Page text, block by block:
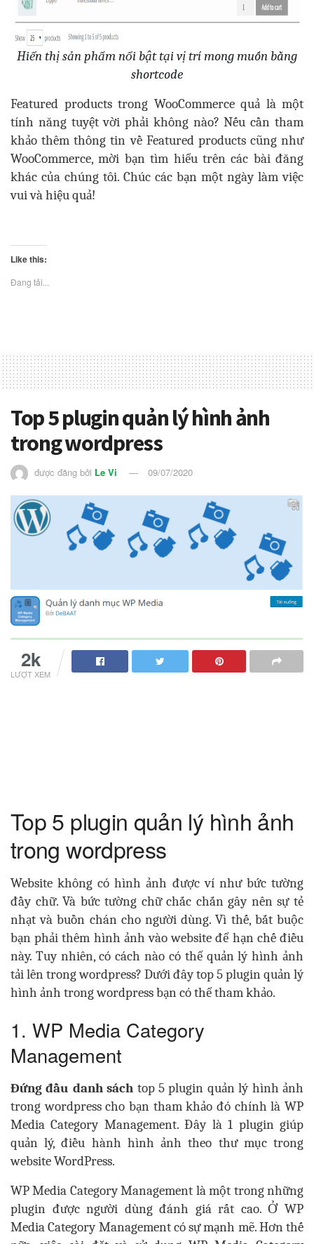
Hiển thị sản phẩm nổi bật tại vị trí mong muốn bằng
shortcode
Featured products trong WooCommerce quả là một
tính năng tuyệt vời phải không nào? Nếu cần tham
khảo thêm thông tin về Featured products cũng như
WooCommerce, mời bạn tìm hiểu trên các bài đăng
khác của chúng tôi. Chúc các bạn một ngày làm việc
vui và hiệu quả!
Like this:
Đang tải...
Top 5 plugin quản lý hình ảnh
trong wordpress
được đăng bởi Le Vi 09/07/2020
2k
LƯỢT XEM
Top 5 plugin quản lý hình ảnh
trong wordpress
Website không có hình ảnh được ví như bức tường
đầy chữ. Và bức tường chữ chắc chắn gây nên sự tẻ
nhạt và buồn chán cho người dùng. Vì thế, bắt buộc
bạn phải thêm hình ảnh vào website để hạn chế điều
này. Tuy nhiên, có cách nào có thể quản lý hình ảnh
tải lên trong wordpress? Dưới đây top 5 plugin quản lý
hình ảnh trong wordpress bạn có thể tham khảo.
1. WP Media Category
Management
Đứng đầu danh sách top 5 plugin quản lý hình ảnh
trong wordpress cho bạn tham khảo đó chính là WP
Media Category Management. Đây là 1 plugin giúp
quản lý, điều hành hình ảnh theo thư mục trong
website WordPress.
WP Media Category Management là một trong những
plugin được người dùng đánh giá rất cao. Ở WP
Media Category Management có sự mạnh mẽ. Hơn thế